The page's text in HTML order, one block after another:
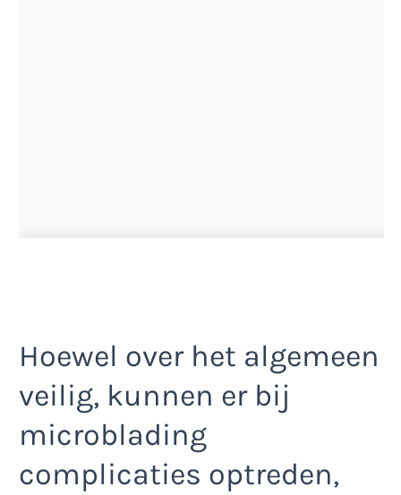
Hoewel over het algemeen
veilig, kunnen er bij
microblading
complicaties optreden,